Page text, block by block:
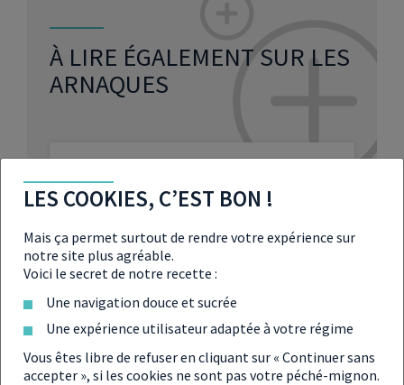
À LIRE ÉGALEMENT SUR LES
ARNAQUES
éviter les arnaques
Comment détecter les fake news
financières
Faux placements financiers : une perte
colossale de 70 000 € par victime
Conseils financiers : attention aux
LES COOKIES, C’EST BON !
Mais ça permet surtout de rendre votre expérience sur
notre site plus agréable.
Voici le secret de notre recette :
Une navigation douce et sucrée
Une expérience utilisateur adaptée à votre régime
Vous êtes libre de refuser en cliquant sur « Continuer sans
accepter », si les cookies ne sont pas votre péché-mignon.